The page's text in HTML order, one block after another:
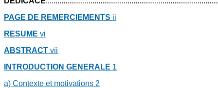
PAGE DE REMERCIEMENTS ii
RESUME vi
ABSTRACT vii
INTRODUCTION GENERALE 1
a) Contexte et motivations 2